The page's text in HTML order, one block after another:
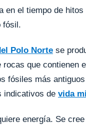
en el tiempo de hitos
fósil.
Polo Norte se
rocas que contienen
fósiles más
indicativos de vida
energía. Se